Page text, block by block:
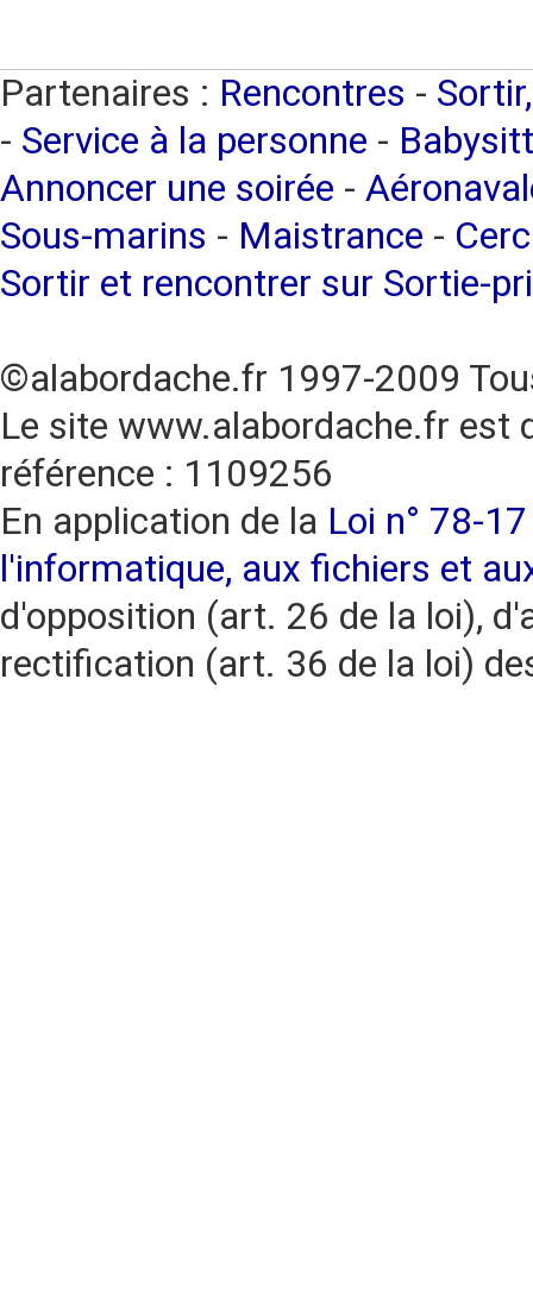
Partenaires : Rencontres -
- Service à la personne -
Annoncer une soirée -
Sous-marins - Maistrance -
Sortir et rencontrer sur Sortie-
©alabordache.fr 1997-2009
Le site www.alabordache.fr est
référence : 1109256
En application de la Loi n° 78-
l'informatique, aux fichiers et
d'opposition (art. 26 de la loi),
rectification (art. 36 de la loi)